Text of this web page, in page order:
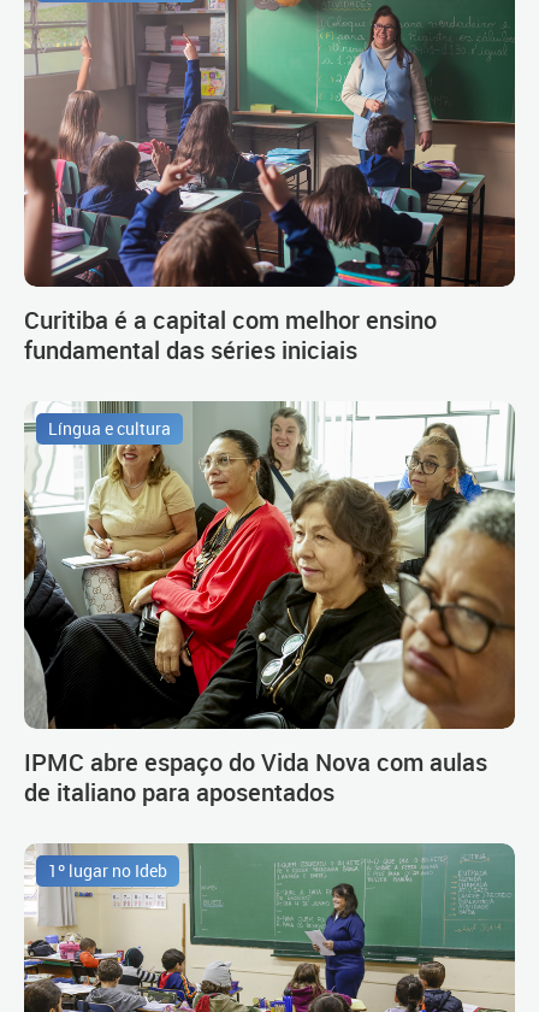
Curitiba é a capital com melhor ensino
fundamental das séries iniciais
Língua e cultura
IPMC abre espaço do Vida Nova com aulas
de italiano para aposentados
1º lugar no Ideb